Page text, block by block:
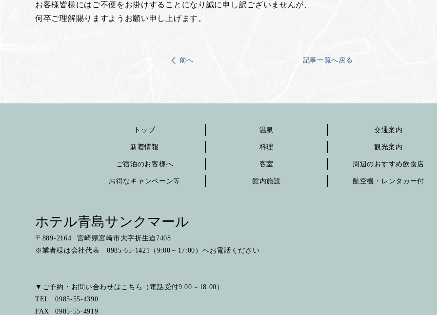
お客様皆様にはご不便をお掛けすることになり誠に申し訳ございませんが、
何卒ご理解賜りますようお願い申し上げます。
前へ 記事一覧へ戻る
トップ
新着情報
ご宿泊のお客様へ
お得なキャンペーン等
温泉
料理
客室
館内施設
交通案内
観光案内
周辺のおすすめ飲食店
航空機・レンタカー付
ホテル青島サンクマール
〒 889-2164
宮崎県宮崎市大字折生迫7408
※業者様は会社代表 0985-65-1421（9:00～17:00）へお電話ください
▼ご予約・お問い合わせはこちら（電話受付9:00～18:00）
TEL
0985-55-4390
FAX
0985-55-4919